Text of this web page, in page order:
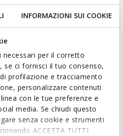
INFORMAZIONI SUI COOKIE
per il corretto
se ci fornisci il tuo consenso,
profilazione e tracciamento
personalizzare contenuti
con le tue preferenze e
media. Se chiudi questo
senza cookie e strumenti
ACCETTA TUTTI
and flexible sneaker that is
take off. Crafted from a navy-
orange detailing and set on a
sneaker boasts a pared-
effect which offers protection
vibrations
on